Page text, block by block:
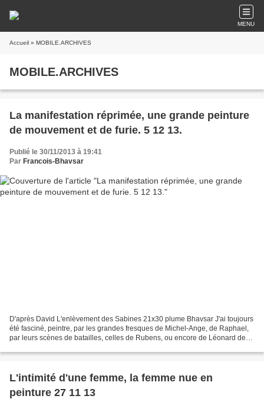
MENU
Accueil » MOBILE.ARCHIVES
MOBILE.ARCHIVES
La manifestation réprimée, une grande peinture
de mouvement et de furie. 5 12 13.
Publié le 30/11/2013 à 19:41
Par Francois-Bhavsar
D'après David L'enlèvement des Sabines 21x30 plume Bhavsar J'ai toujours
été fasciné, peintre, par les grandes fresques de Michel-Ange, de Raphael,
par leurs scènes de batailles, celles de Rubens, ou encore de Léonard de
L'intimité d'une femme, la femme nue en
peinture 27 11 13